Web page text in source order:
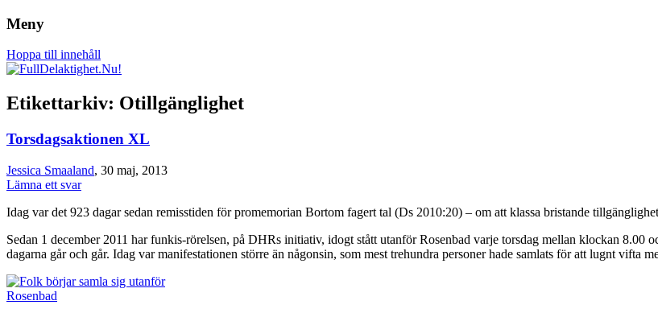
FullDelaktighet.Nu!
Meny
Hoppa till innehåll
Etikettarkiv: Otillgänglighet
Torsdagsaktionen XL
Jessica Smaaland, 30 maj, 2013
Lämna ett svar
Idag var det 923 dagar sedan remisstiden för promemorian Bortom fagert tal (Ds 2010:20) – om att klassa bristande
Sedan 1 december 2011 har funkis-rörelsen, på DHRs initiativ, idogt stått utanför Rosenbad varje torsdag mellan klockan 8.00
dagarna går och går. Idag var manifestationen större än någonsin, som mest trehundra personer hade samlats för att lugnt vifta